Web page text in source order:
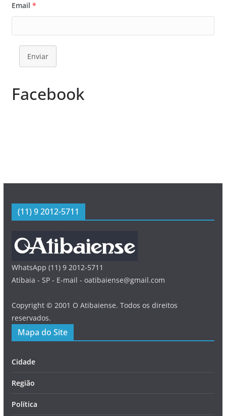
Email *
Enviar
Facebook
(11) 9 2012-5711
WhatsApp (11) 9 2012-5711
Atibaia - SP - E-mail - oatibaiense@gmail.com
Copyright © 2001 O Atibaiense. Todos os direitos
reservados.
Mapa do Site
Cidade
Região
Política